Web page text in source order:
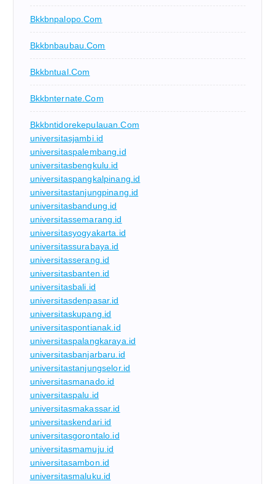
Bkkbnpalopo.com
Bkkbnbaubau.com
Bkkbntual.com
Bkkbnternate.com
Bkkbntidorekepulauan.com
universitasjambi.id
universitaspalembang.id
universitasbengkulu.id
universitaspangkalpinang.id
universitastanjungpinang.id
universitasbandung.id
universitassemarang.id
universitasyogyakarta.id
universitassurabaya.id
universitasserang.id
universitasbanten.id
universitasbali.id
universitasdenpasar.id
universitaskupang.id
universitaspontianak.id
universitaspalangkaraya.id
universitasbanjarbaru.id
universitastanjungselor.id
universitasmanado.id
universitaspalu.id
universitasmakassar.id
universitaskendari.id
universitasgorontalo.id
universitasmamuju.id
universitasambon.id
universitasmaluku.id